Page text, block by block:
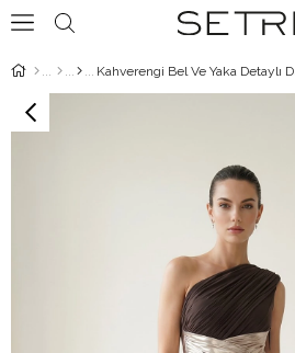
Kahverengi Bel Ve Yaka Detaylı